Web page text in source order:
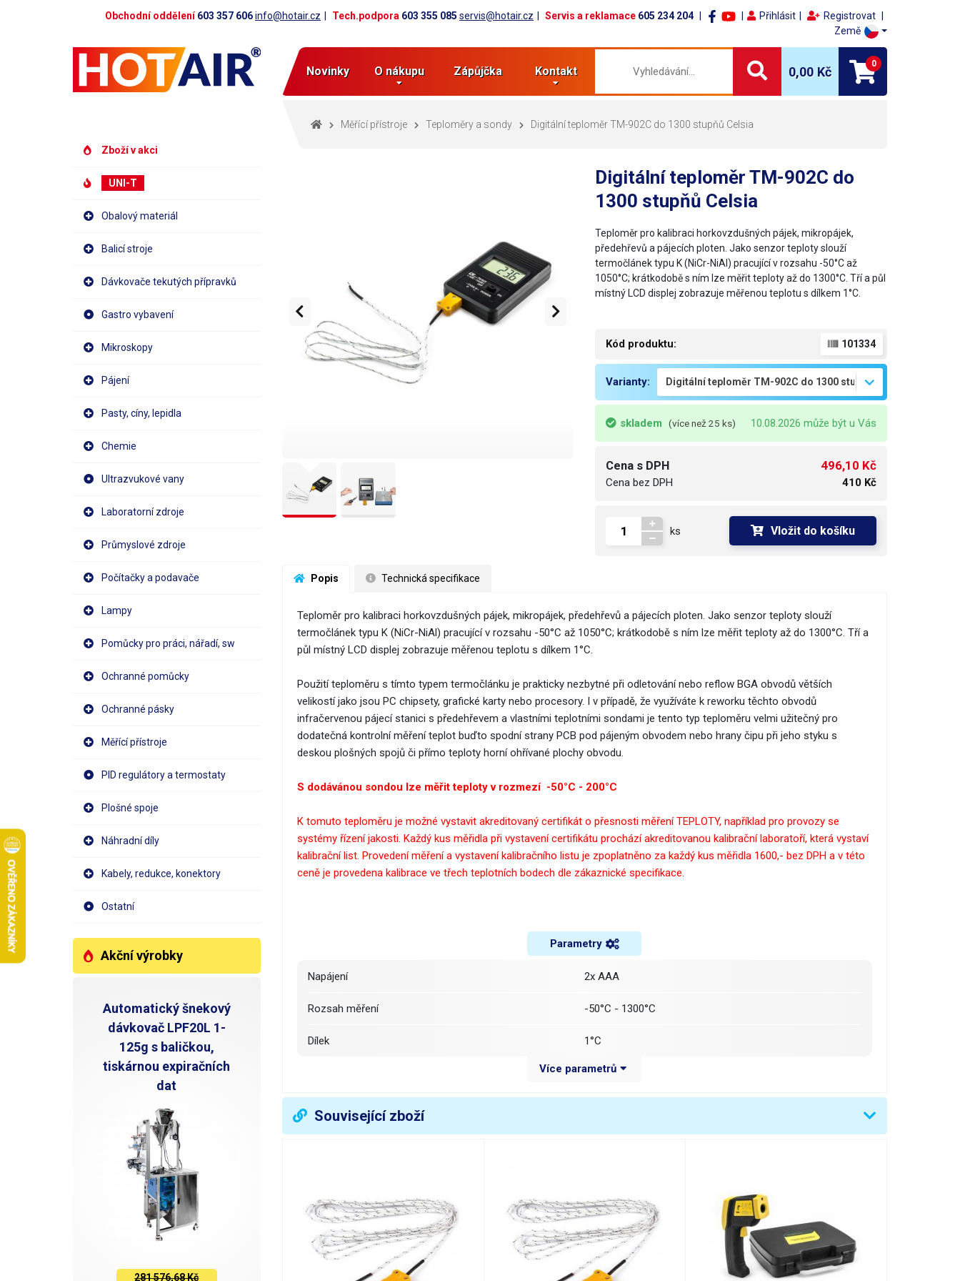
Obchodní oddělení603 357 606info@hotair.cz Tech.podpora 603 355 085 servis@hotair.cz Servis a reklamace 605 234 204 Přihlásit
Registrovat
Země
Novinky O nákupu Zápůjčka Kontakt 0,00 Kč
0
Zboží v akci
UNI-T
Obalový materiál
Balicí stroje
Dávkovače tekutých přípravků
Gastro vybavení
Mikroskopy
Pájení
Pasty, cíny, lepidla
Chemie
Ultrazvukové vany
Laboratorní zdroje
Průmyslové zdroje
Počítačky a podavače
Lampy
Pomůcky pro práci, nářadí, sw
Ochranné pomůcky
Ochranné pásky
Měřící přístroje
PID regulátory a termostaty
Plošné spoje
Náhradní díly
Kabely, redukce, konektory
Ostatní
Akční výrobky
Automatický šnekový
dávkovač LPF20L 1-
125g s baličkou,
tiskárnou expiračních
dat
281 576,68 Kč
Měřící přístroje Teploměry a sondy Digitální teploměr TM-902C do 1300 stupňů Celsia
Digitální teploměr TM-902C do
1300 stupňů Celsia
Teploměr pro kalibraci horkovzdušných pájek, mikropájek,
předehřevů a pájecích ploten. Jako senzor teploty slouží
termočlánek typu K (NiCr-NiAl) pracující v rozsahu -50°C až
1050°C; krátkodobě s ním lze měřit teploty až do 1300°C. Tří a půl
místný LCD displej zobrazuje měřenou teplotu s dílkem 1°C.
Kód produktu: 101334
Varianty:
skladem (více než 25 ks) 10.08.2026 může být u Vás
Cena s DPH
Cena bez DPH
496,10 Kč
410 Kč
ks Vložit do košíku
Popis Technická specifikace
Teploměr pro kalibraci horkovzdušných pájek, mikropájek, předehřevů a pájecích ploten. Jako senzor teploty slouží
termočlánek typu K (NiCr-NiAl) pracující v rozsahu -50°C až 1050°C; krátkodobě s ním lze měřit teploty až do 1300°C. Tří a
půl místný LCD displej zobrazuje měřenou teplotu s dílkem 1°C.
Použití teploměru s tímto typem termočlánku je prakticky nezbytné při odletování nebo reflow BGA obvodů větších
velikostí jako jsou PC chipsety, grafické karty nebo procesory. I v případě, že využíváte k reworku těchto obvodů
infračervenou pájecí stanici s předehřevem a vlastními teplotními sondami je tento typ teploměru velmi užitečný pro
dodatečná kontrolní měření teplot buďto spodní strany PCB pod pájeným obvodem nebo hrany čipu při jeho styku s
deskou plošných spojů či přímo teploty horní ohřívané plochy obvodu.
S dodávánou sondou lze měřit teploty v rozmezí -50°C - 200°C
K tomuto teploměru je možné vystavit akreditovaný certifikát o přesnosti měření TEPLOTY, například pro provozy se
systémy řízení jakosti. Každý kus měřidla při vystavení certifikátu prochází akreditovanou kalibrační laboratoří, která vystaví
kalibrační list. Provedení měření a vystavení kalibračního listu je zpoplatněno za každý kus měřidla 1600,- bez DPH a v této
ceně je provedena kalibrace ve třech teplotních bodech dle zákaznické specifikace.
Parametry
Napájení 2x AAA
Rozsah měření -50°C - 1300°C
Dílek 1°C
-40°C ~ -20°C ±3°C
0°C ~ 500°C ±(0,75% +1°C)
500°C ~ 750°C ±(1% +1°C)
750°C ~1050°C ±(-3% ~ 0%)
Více parametrů
Související zboží